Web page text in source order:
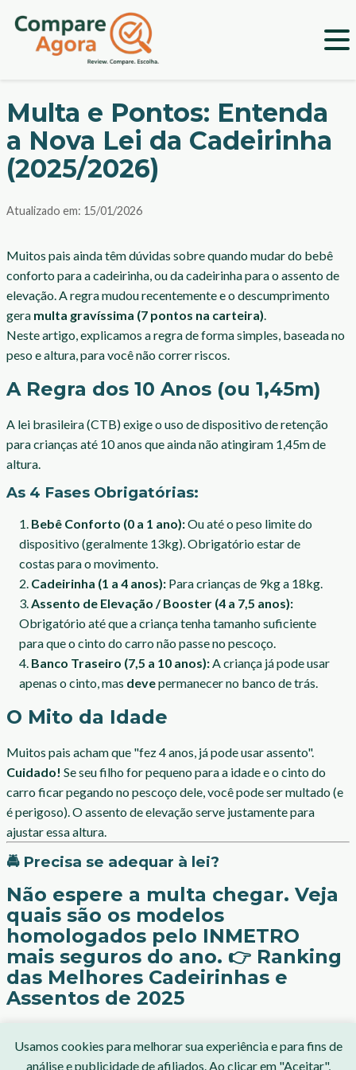
Multa e Pontos: Entenda
a Nova Lei da Cadeirinha
(2025/2026)
Atualizado em: 15/01/2026
Muitos pais ainda têm dúvidas sobre quando mudar do bebê
conforto para a cadeirinha, ou da cadeirinha para o assento de
elevação. A regra mudou recentemente e o descumprimento
gera multa gravíssima (7 pontos na carteira).
Neste artigo, explicamos a regra de forma simples, baseada no
peso e altura, para você não correr riscos.
A Regra dos 10 Anos (ou 1,45m)
A lei brasileira (CTB) exige o uso de dispositivo de retenção
para crianças até 10 anos que ainda não atingiram 1,45m de
altura.
As 4 Fases Obrigatórias:
Bebê Conforto (0 a 1 ano):Ou até o peso limite do
dispositivo (geralmente 13kg). Obrigatório estar de
costas para o movimento.
Cadeirinha (1 a 4 anos): Para crianças de 9kg a 18kg.
Assento de Elevação / Booster (4 a 7,5 anos):
Obrigatório até que a criança tenha tamanho suficiente
para que o cinto do carro não passe no pescoço.
Banco Traseiro (7,5 a 10 anos): A criança já pode usar
apenas o cinto, mas devepermanecer no banco de trás.
O Mito da Idade
Muitos pais acham que "fez 4 anos, já pode usar assento".
Cuidado! Se seu filho for pequeno para a idade e o cinto do
carro ficar pegando no pescoço dele, você pode ser multado (e
é perigoso). O assento de elevação serve justamente para
ajustar essa altura.
🚔 Precisa se adequar à lei?
Não espere a multa chegar. Veja
quais são os modelos
homologados pelo INMETRO
mais seguros do ano. 👉 Ranking
das Melhores Cadeirinhas e
Assentos de 2025
Blog Legal
Usamos cookies para melhorar sua experiência e para fins de
análise e publicidade de afiliados. Ao clicar em "Aceitar",